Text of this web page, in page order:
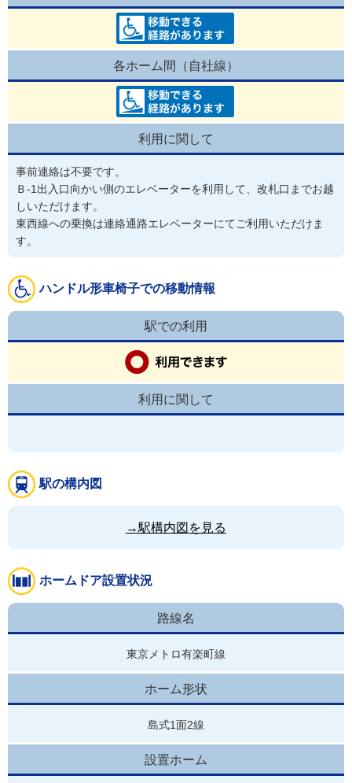
各ホーム間（自社線）
利用に関して
事前連絡は不要です。
Ｂ-1出入口向かい側のエレベーターを利用して、改札口までお越
しいただけます。
東西線への乗換は連絡通路エレベーターにてご利用いただけま
す。
ハンドル形車椅子での移動情報
駅での利用
利用に関して
駅の構内図
→駅構内図を見る
ホームドア設置状況
路線名
東京メトロ有楽町線
ホーム形状
島式1面2線
設置ホーム